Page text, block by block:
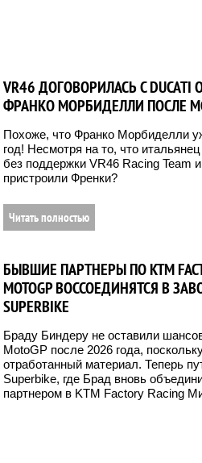
VR46 ДОГОВОРИЛАСЬ С
ФРАНКО МОРБИДЕЛЛИ ПОСЛЕ
Похоже, что Франко Морбиделли
год! Несмотря на то, что
без поддержки VR46 Racing Team
пристроили Френки?
Читать полностью
БЫВШИЕ ПАРТНЕРЫ ПО KTM
MOTOGP ВОССОЕДИНЯТСЯ В
SUPERBIKE
Браду Биндеру не оставили
MotoGP после 2026 года,
отработанный материал. Теперь
Superbike, где Брад вновь
партнером в KTM Factory Racing